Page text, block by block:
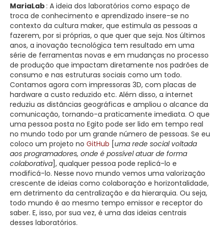
MariaLab : A ideia dos laboratórios como espaço de
troca de conhecimento e aprendizado insere-se no
contexto da cultura maker, que estimula as pessoas a
fazerem, por si próprias, o que quer que seja. Nos últimos
anos, a inovação tecnológica tem resultado em uma
série de ferramentas novas e em mudanças no processo
de produção que impactam diretamente nos padrões de
consumo e nas estruturas sociais como um todo.
Contamos agora com impressoras 3D, com placas de
hardware a custo reduzido etc. Além disso, a internet
reduziu as distâncias geográficas e ampliou o alcance da
comunicação, tornando-a praticamente imediata. O que
uma pessoa posta no Egito pode ser lido em tempo real
no mundo todo por um grande número de pessoas. Se eu
coloco um projeto no GitHub [uma rede social voltada
aos programadores, onde é possível atuar de forma
colaborativa], qualquer pessoa pode replicá-lo e
modificá-lo. Nesse novo mundo vemos uma valorização
crescente de ideias como colaboração e horizontalidade,
em detrimento da centralização e da hierarquia. Ou seja,
todo mundo é ao mesmo tempo emissor e receptor do
saber. E, isso, por sua vez, é uma das ideias centrais
desses laboratórios.